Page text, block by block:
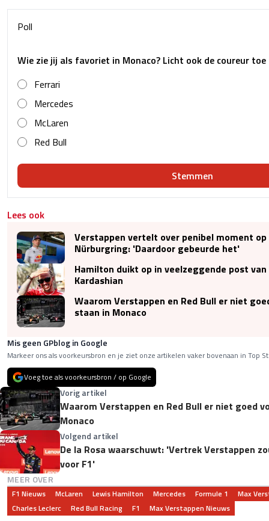
Poll
Wie zie jij als favoriet in Monaco? Licht ook de coureur
Ferrari
Mercedes
McLaren
Red Bull
Stemmen
Lees ook
Verstappen vertelt over penibel moment op
Nürburgring: 'Daardoor gebeurde het'
Hamilton duikt op in veelzeggende post
Kardashian
Waarom Verstappen en Red Bull er niet
staan in Monaco
Mis geen GPblog in Google
Markeer ons als voorkeursbron en je ziet onze artikelen vaker bovenaan in Top
Voeg toe als voorkeursbron / op Google
Vorig artikel
Waarom Verstappen en Red Bull er niet goed
Monaco
Volgend artikel
De la Rosa waarschuwt: 'Vertrek Verstappen
voor F1'
MEER OVER
F1 Nieuws McLaren Lewis Hamilton Mercedes Formule 1
Max
Charles Leclerc
Red Bull Racing F1 Max Verstappen Nieuws